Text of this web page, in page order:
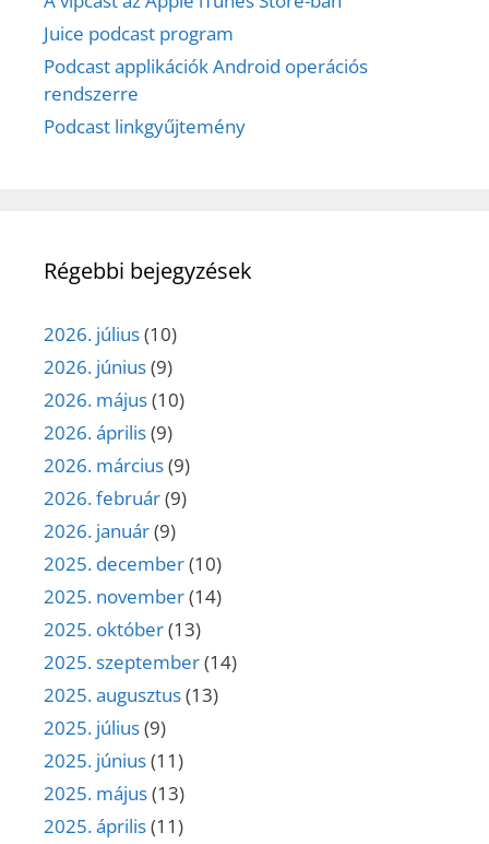
Juice podcast program
Podcast applikációk Android operációs
rendszerre
Podcast linkgyűjtemény
Régebbi bejegyzések
2026. július(10)
2026. június(9)
2026. május(10)
2026. április(9)
2026. március(9)
2026. február(9)
2026. január(9)
2025. december(10)
2025. november(14)
2025. október(13)
2025. szeptember(14)
2025. augusztus(13)
2025. július(9)
2025. június(11)
2025. május(13)
2025. április(11)